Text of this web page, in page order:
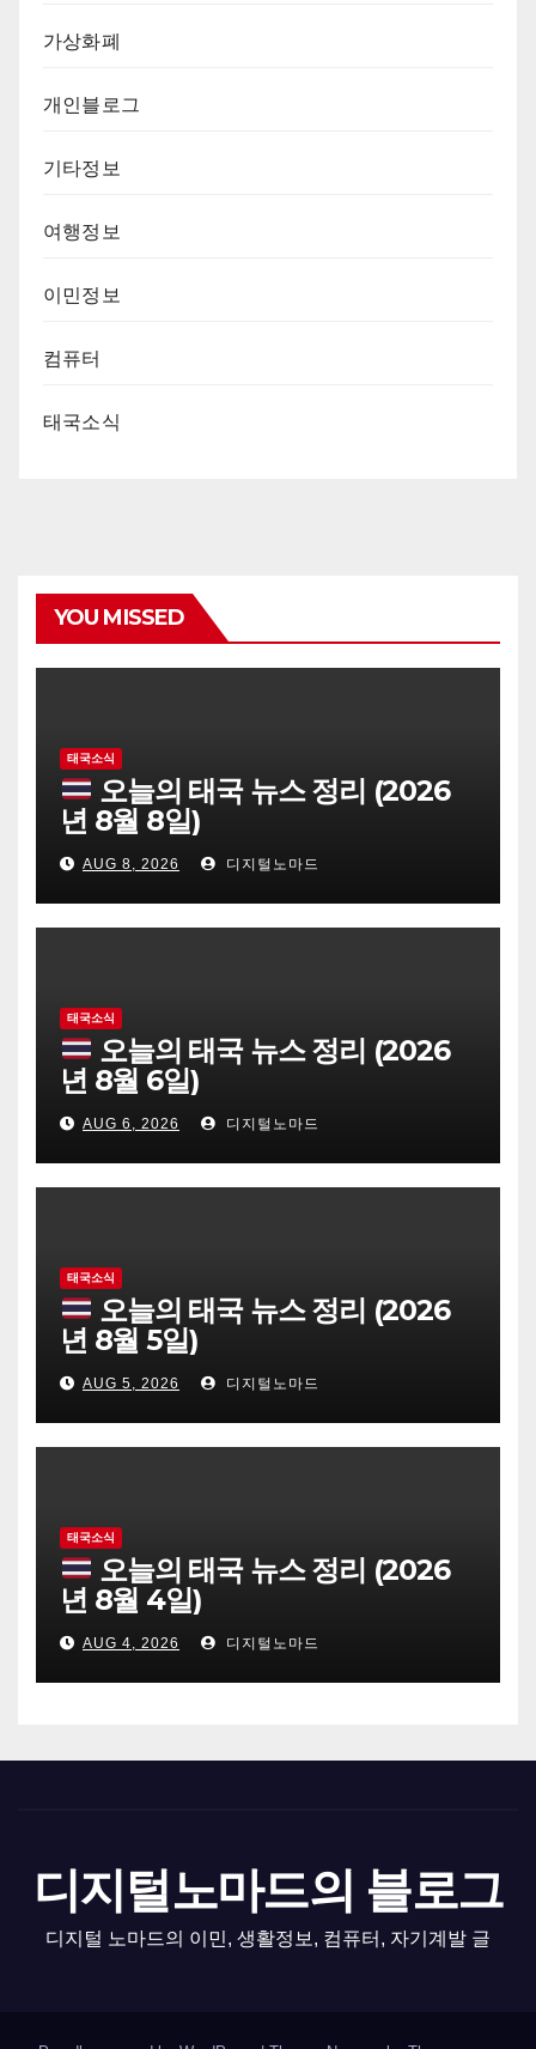
가상화폐
개인블로그
기타정보
여행정보
이민정보
컴퓨터
태국소식
YOU MISSED
태국소식
오늘의 태국 뉴스 정리 (2026
년 8월 8일)
AUG 8, 2026 디지털노마드
태국소식
오늘의 태국 뉴스 정리 (2026
년 8월 6일)
AUG 6, 2026 디지털노마드
태국소식
오늘의 태국 뉴스 정리 (2026
년 8월 5일)
AUG 5, 2026 디지털노마드
태국소식
오늘의 태국 뉴스 정리 (2026
년 8월 4일)
AUG 4, 2026 디지털노마드
디지털노마드의 블로그
디지털 노마드의 이민, 생활정보, 컴퓨터, 자기계발 글